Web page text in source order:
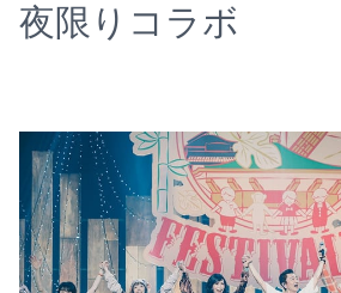
夜限りコラボ